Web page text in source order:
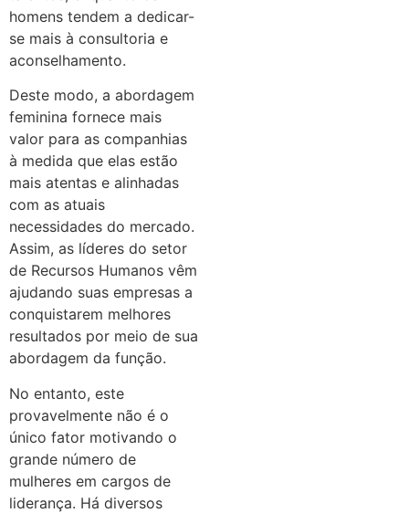
homens tendem a dedicar-
se mais à consultoria e
aconselhamento.
Deste modo, a abordagem
feminina fornece mais
valor para as companhias
à medida que elas estão
mais atentas e alinhadas
com as atuais
necessidades do mercado.
Assim, as líderes do setor
de Recursos Humanos vêm
ajudando suas empresas a
conquistarem melhores
resultados por meio de sua
abordagem da função.
No entanto, este
provavelmente não é o
único fator motivando o
grande número de
mulheres em cargos de
liderança. Há diversos